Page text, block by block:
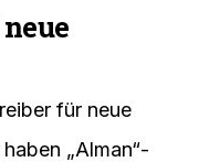
für neue
„Alman“-